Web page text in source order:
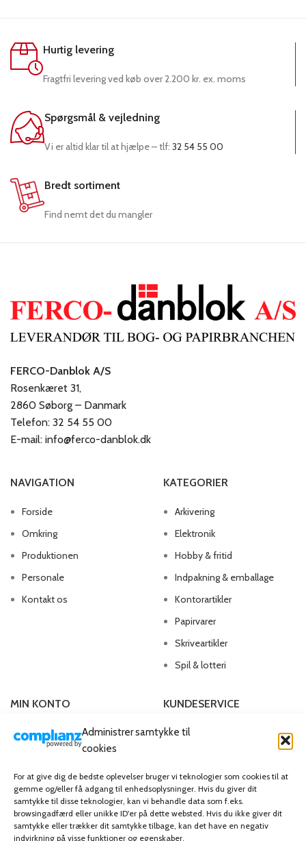
Administrer samtykke til
cookies
For at give dig de bedste oplevelser bruger vi teknologier som cookies til at
gemme og/eller få adgang til enhedsoplysninger. Hvis du giver dit
samtykke til disse teknologier, kan vi behandle data som f.eks.
browsingadfærd eller unikke ID'er på dette websted. Hvis du ikke giver dit
samtykke eller trækker dit samtykke tilbage, kan det have en negativ
indvirkning på visse funktioner og egenskaber.
Hurtig levering
Fragtfri levering ved køb over 2.200 kr. ex. moms
Spørgsmål & vejledning
Vi er altid klar til at hjælpe – tlf: 32 54 55 00
Bredt sortiment
Find nemt det du mangler
FERCO-Danblok A/S
Rosenkæret 31,
2860 Søborg – Danmark
Telefon: 32 54 55 00
E-mail: info@ferco-danblok.dk
NAVIGATION
Forside
Omkring
Produktionen
Personale
Kontakt os
KATEGORIER
Arkivering
Elektronik
Hobby & fritid
Indpakning & emballage
Kontorartikler
Papirvarer
Skriveartikler
Spil & lotteri
MIN KONTO
Kontoinformationer
Adresser
Favoritliste
KUNDESERVICE
Handelsbetingelser
Bliv kunde
Cookie Politik (EU)
KAMPAGNE